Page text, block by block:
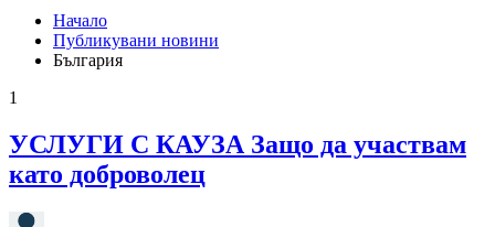
Начало
Публикувани новини
България
1
УСЛУГИ С КАУЗА Защо да участвам
като доброволец